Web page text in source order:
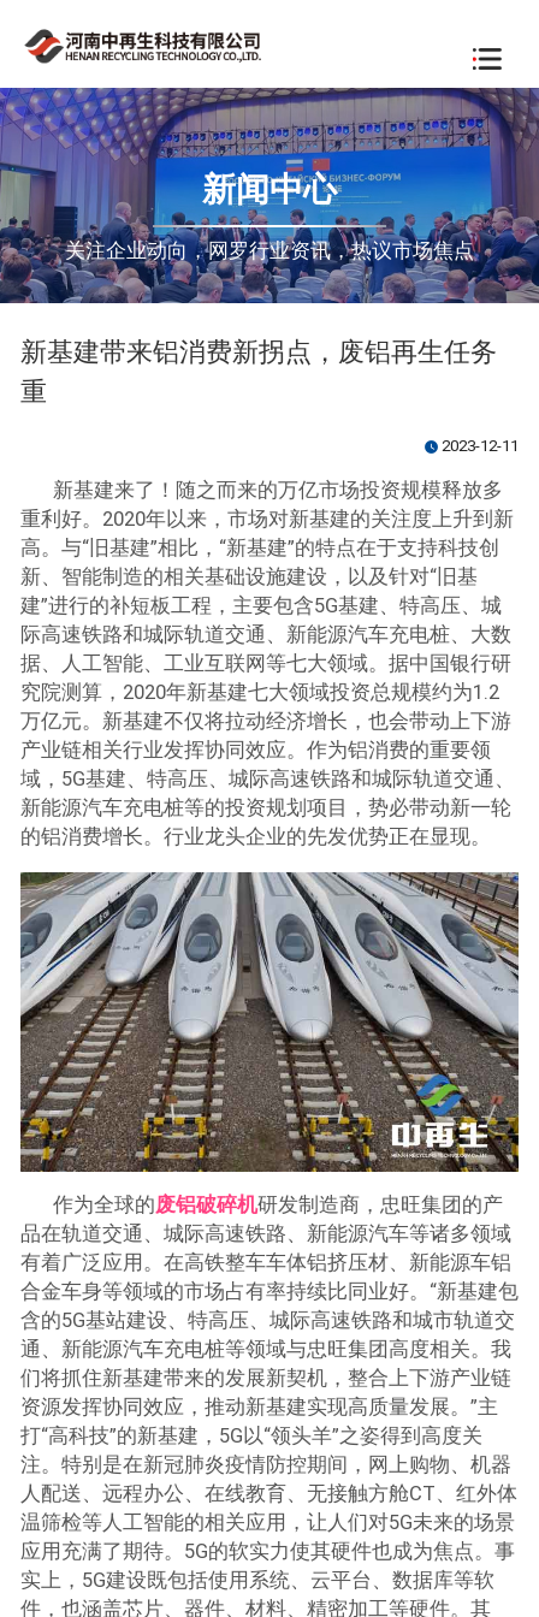
新闻中心
关注企业动向，网罗行业资讯，热议市场焦点
新基建带来铝消费新拐点，废铝再生任务
重
watch_later 2023-12-11
新基建来了！随之而来的万亿市场投资规模释放多
重利好。2020年以来，市场对新基建的关注度上升到新
高。与“旧基建”相比，“新基建”的特点在于支持科技创
新、智能制造的相关基础设施建设，以及针对“旧基
建”进行的补短板工程，主要包含5G基建、特高压、城
际高速铁路和城际轨道交通、新能源汽车充电桩、大数
据、人工智能、工业互联网等七大领域。据中国银行研
究院测算，2020年新基建七大领域投资总规模约为1.2
万亿元。新基建不仅将拉动经济增长，也会带动上下游
产业链相关行业发挥协同效应。作为铝消费的重要领
域，5G基建、特高压、城际高速铁路和城际轨道交通、
新能源汽车充电桩等的投资规划项目，势必带动新一轮
的铝消费增长。行业龙头企业的先发优势正在显现。
作为全球的废铝破碎机研发制造商，忠旺集团的产
品在轨道交通、城际高速铁路、新能源汽车等诸多领域
有着广泛应用。在高铁整车车体铝挤压材、新能源车铝
合金车身等领域的市场占有率持续比同业好。“新基建包
含的5G基站建设、特高压、城际高速铁路和城市轨道交
通、新能源汽车充电桩等领域与忠旺集团高度相关。我
们将抓住新基建带来的发展新契机，整合上下游产业链
资源发挥协同效应，推动新基建实现高质量发展。”主
打“高科技”的新基建，5G以“领头羊”之姿得到高度关
注。特别是在新冠肺炎疫情防控期间，网上购物、机器
人配送、远程办公、在线教育、无接触方舱CT、红外体
温筛检等人工智能的相关应用，让人们对5G未来的场景
应用充满了期待。5G的软实力使其硬件也成为焦点。事
实上，5G建设既包括使用系统、云平台、数据库等软
件，也涵盖芯片、器件、材料、精密加工等硬件。其